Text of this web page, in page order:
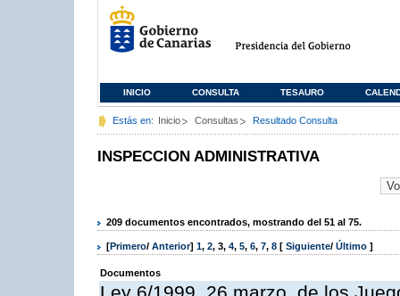
INICIO CONSULTA TESAURO
Estás en: Inicio Consultas Resultado Consulta
INSPECCION ADMINISTRATIVA
209 documentos encontrados, mostrando del 51 al 75.
[Primero/ Anterior] 1, 2, 3, 4, 5, 6, 7, 8 [ Siguiente/ Último ]
Documentos